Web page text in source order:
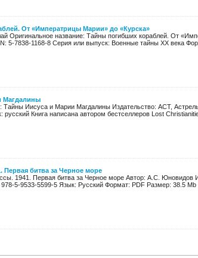
От «Императрицы Марии» до «Курска»
Оригинальное название: Тайны погибших кораблей. От
5-7838-1168-8 Серия или выпуск: Военные тайны XX века
Магдалины
Тайны Иисуса и Марии Магдалины Издательство: ACT,
русский Книга написана автором бестселлеров Lost
Первая битва за Черное море
1941. Первая битва за Черное море Автор: А.С. Юновидов
978-5-9533-5599-5 Язык: Русский Формат: PDF Размер: 38.5